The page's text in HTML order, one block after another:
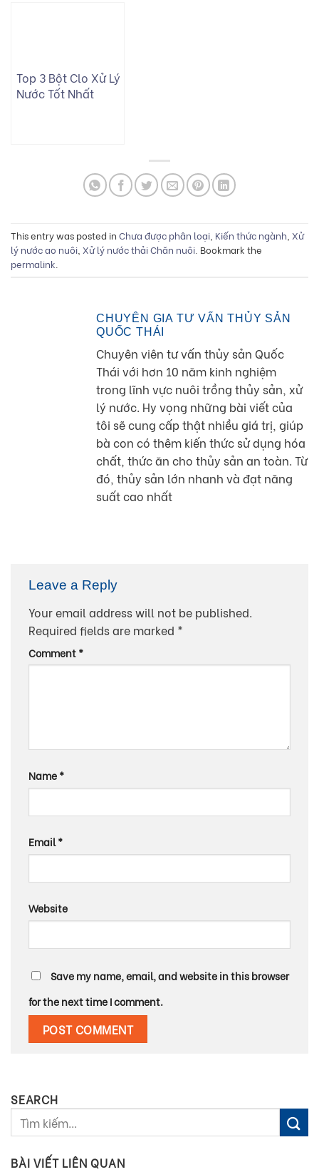
Top 3 Bột Clo Xử Lý
Nước Tốt Nhất
This entry was posted in Chưa được phân loại Kiến thức ngành Xử
lý nước ao nuôi Xử lý nước thải Chăn nuôi . Bookmark the
permalink
CHUYÊN GIA TƯ VẤN THỦY SẢN
QUỐC THÁI
Chuyên viên tư vấn thủy sản Quốc
Thái với hơn 10 năm kinh nghiệm
trong lĩnh vực nuôi trồng thủy sản, xử
lý nước. Hy vọng những bài viết của
tôi sẽ cung cấp thật nhiều giá trị, giúp
bà con có thêm kiến thức sử dụng hóa
chất, thức ăn cho thủy sản an toàn. Từ
đó, thủy sản lớn nhanh và đạt năng
suất cao nhất
Leave a Reply
Your email address will not be published.
Required fields are marked *
Comment*
Name*
Email*
Website
Save my name, email, and website in this browser
for the next time I comment.
SEARCH
BÀI VIẾT LIÊN QUAN